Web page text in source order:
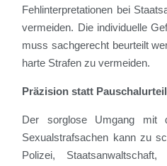
Fehlinterpretationen bei
vermeiden. Die individuelle
muss sachgerecht beurteilt
harte Strafen zu vermeiden.
Präzision statt
Der sorglose Umgang mit
Sexualstrafsachen kann zu
Polizei,